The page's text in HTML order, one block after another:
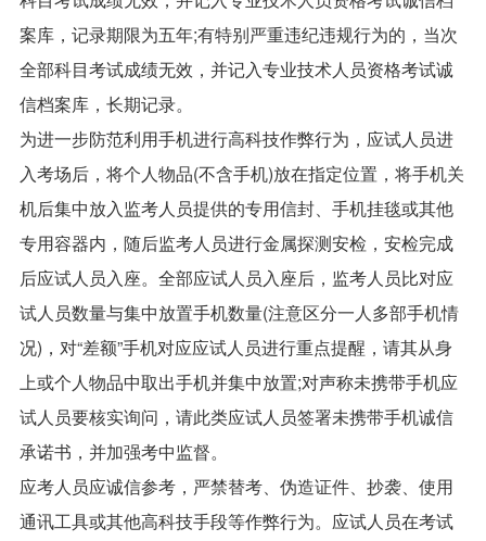
案库，记录期限为五年;有特别严重违纪违规行为的，当次
全部科目考试成绩无效，并记入专业技术人员资格考试诚
信档案库，长期记录。
为进一步防范利用手机进行高科技作弊行为，应试人员进
入考场后，将个人物品(不含手机)放在指定位置，将手机关
机后集中放入监考人员提供的专用信封、手机挂毯或其他
专用容器内，随后监考人员进行金属探测安检，安检完成
后应试人员入座。全部应试人员入座后，监考人员比对应
试人员数量与集中放置手机数量(注意区分一人多部手机情
况)，对“差额”手机对应应试人员进行重点提醒，请其从身
上或个人物品中取出手机并集中放置;对声称未携带手机应
试人员要核实询问，请此类应试人员签署未携带手机诚信
承诺书，并加强考中监督。
应考人员应诚信参考，严禁替考、伪造证件、抄袭、使用
通讯工具或其他高科技手段等作弊行为。应试人员在考试